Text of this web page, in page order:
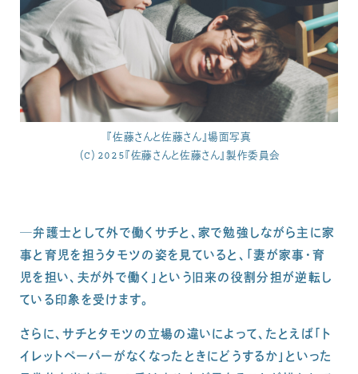
『佐藤さんと佐藤さん』場面写真
（C）2025『佐藤さんと佐藤さん』製作委員会
─弁護士として外で働くサチと、家で勉強しながら主に家
事と育児を担うタモツの姿を見ていると、「妻が家事・育
児を担い、夫が外で働く」という旧来の役割分担が逆転し
ている印象を受けます。
さらに、サチとタモツの立場の違いによって、たとえば「ト
イレットペーパーがなくなったときにどうするか」といった